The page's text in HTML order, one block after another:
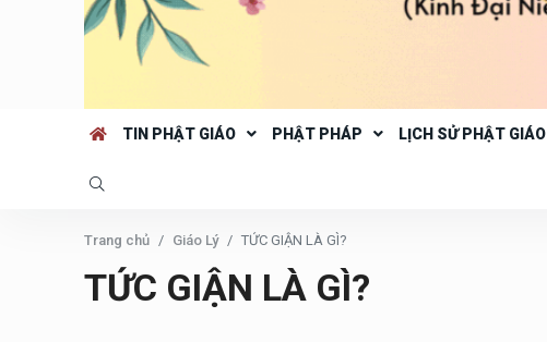
TIN PHẬT GIÁO PHẬT PHÁP LỊCH SỬ PHẬT GIÁO
Trang chủ Giáo Lý TỨC GIẬN LÀ GÌ?
TỨC GIẬN LÀ GÌ?